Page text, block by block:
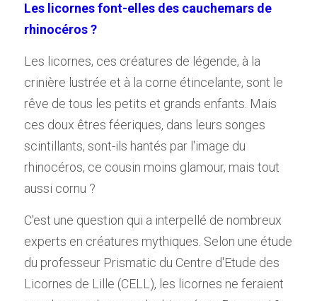
Les licornes font-elles des cauchemars de
rhinocéros ?
Les licornes, ces créatures de légende, à la
crinière lustrée et à la corne étincelante, sont le
rêve de tous les petits et grands enfants. Mais
ces doux êtres féeriques, dans leurs songes
scintillants, sont-ils hantés par l'image du
rhinocéros, ce cousin moins glamour, mais tout
aussi cornu ?
C'est une question qui a interpellé de nombreux
experts en créatures mythiques. Selon une étude
du professeur Prismatic du Centre d'Etude des
Licornes de Lille (CELL), les licornes ne feraient